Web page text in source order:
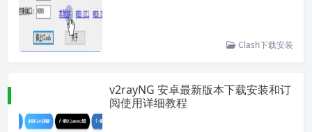
Clash下载安装
v2rayNG 安卓最新版本下载安装和订
阅使用详细教程